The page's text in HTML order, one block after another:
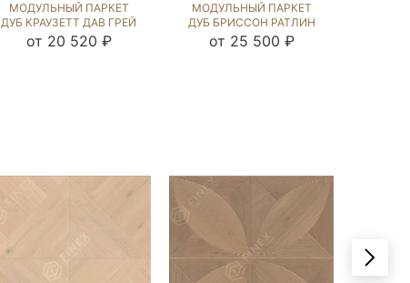
МОДУЛЬНЫЙ ПАРКЕТ
ДУБ КРАУЗЕТТ ДАВ ГРЕЙ
(BRUSHED) 122098
от 20 520 ₽
МОДУЛЬНЫЙ ПАРКЕТ
ДУБ БРИССОН РАТЛИН
(BRUSHED) 125213
от 25 500 ₽